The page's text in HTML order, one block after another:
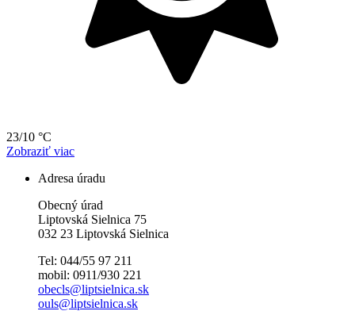
23/10 °C
Zobraziť viac
Adresa úradu
Obecný úrad
Liptovská Sielnica 75
032 23 Liptovská Sielnica
Tel: 044/55 97 211
mobil: 0911/930 221
obecls@liptsielnica.sk
ouls@liptsielnica.sk